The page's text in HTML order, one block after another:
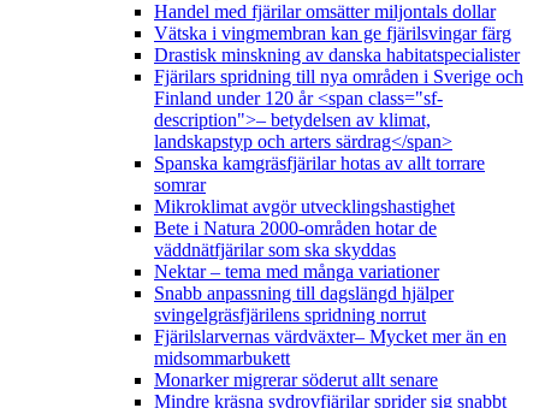
Handel med fjärilar omsätter miljontals dollar
Vätska i vingmembran kan ge fjärilsvingar färg
Drastisk minskning av danska habitatspecialister
Fjärilars spridning till nya områden i Sverige och
Finland under 120 år <span class="sf-
description">– betydelsen av klimat,
landskapstyp och arters särdrag</span>
Spanska kamgräsfjärilar hotas av allt torrare
somrar
Mikroklimat avgör utvecklingshastighet
Bete i Natura 2000-områden hotar de
väddnätfjärilar som ska skyddas
Nektar – tema med många variationer
Snabb anpassning till dagslängd hjälper
svingelgräsfjärilens spridning norrut
Fjärilslarvernas värdväxter– Mycket mer än en
midsommarbukett
Monarker migrerar söderut allt senare
Mindre kräsna sydrovfjärilar sprider sig snabbt